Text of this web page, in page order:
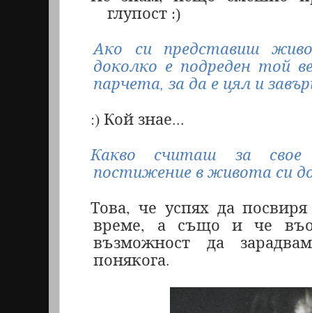
глупост :)
Ако си представиш
доколко е подреден той
парчета, за да е цял и
:) Кой знае...
Какво считаш за свое
постижение в живота си
Това, че успях да
време, а също и че
възможност да
понякога.